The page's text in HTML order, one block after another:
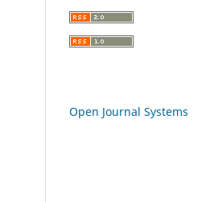
Open Journal Systems